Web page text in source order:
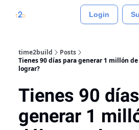
Login
time2build
Posts
Tienes 90 días para generar 1 millón
lograr?
Tienes 90
generar 1